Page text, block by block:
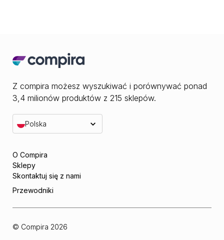
Z compira możesz wyszukiwać i porównywać ponad
3,4 milionów produktów z 215 sklepów.
Polska
O Compira
Sklepy
Skontaktuj się z nami
Przewodniki
© Compira 2026